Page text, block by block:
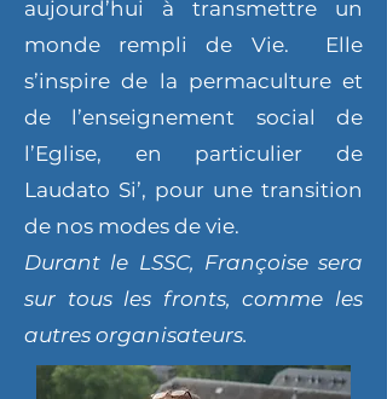
aujourd’hui à transmettre un
monde rempli de Vie. Elle
s’inspire de la permaculture et
de l’enseignement social de
l’Eglise, en particulier de
Laudato Si’, pour une transition
de nos modes de vie.
Durant le LSSC, Françoise sera
sur tous les fronts, comme les
autres organisateurs.